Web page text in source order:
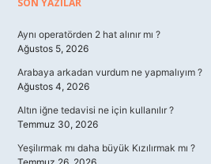
Sidebar
SON YAZILAR
Aynı operatörden 2 hat alınır mı ?
Ağustos 5, 2026
Arabaya arkadan vurdum ne yapmalıyım ?
Ağustos 4, 2026
Altın iğne tedavisi ne için kullanılır ?
Temmuz 30, 2026
Yeşilırmak mı daha büyük Kızılırmak mı ?